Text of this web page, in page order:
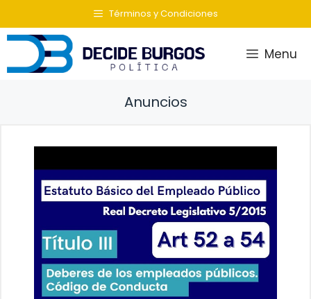
al
contenido
Términos y Condiciones
Menu
Anuncios